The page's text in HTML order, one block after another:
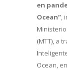
en
Ocean”,
(MTT), a
Ocean,